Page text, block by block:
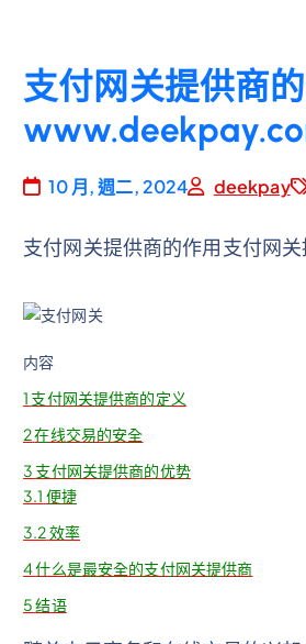
支付网关提供商
10 月, 週二, 2024 deekpay
支付网关提供商的作用支付网
内容
1 支付网关提供商的定义
2在线交易的安全
3 支付网关提供商的优势
3.1 便捷
3.2效率
4什么是最安全的支付网关提供商
5结语